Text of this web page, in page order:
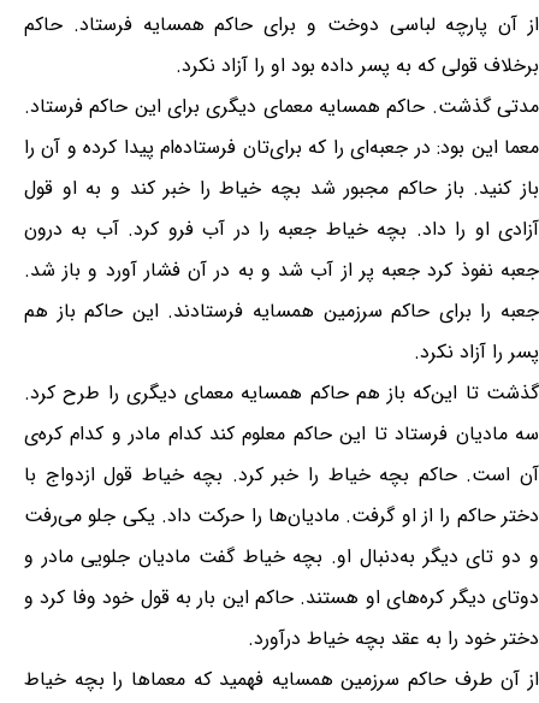
از آن پارچه لباسى دوخت و براى حاکم همسایه فرستاد. حاکم
برخلاف قولى که به پسر داده بود او را آزاد نکرد.
مدتى گذشت. حاکم همسایه معماى دیگرى براى این حاکم فرستاد.
معما این بود: در جعبه‌اى را که برای‌تان فرستاده‌ام پیدا کرده و آن را
باز کنید. باز حاکم مجبور شد بچه خیاط را خبر کند و به او قول
آزادى او را داد. بچه خیاط جعبه را در آب فرو کرد. آب به درون
جعبه نفوذ کرد جعبه پر از آب شد و به در آن فشار آورد و باز شد.
جعبه را براى حاکم سرزمین همسایه فرستادند. این حاکم باز هم
پسر را آزاد نکرد.
گذشت تا این‌که باز هم حاکم همسایه معماى دیگرى را طرح کرد.
سه مادیان فرستاد تا این حاکم معلوم کند کدام مادر و کدام کره‌ی
آن است. حاکم بچه خیاط را خبر کرد. بچه خیاط قول ازدواج با
دختر حاکم را از او گرفت. مادیان‌ها را حرکت داد. یکى جلو مى‌رفت
و دو تاى دیگر به‌دنبال او. بچه خیاط گفت مادیان جلویى مادر و
دوتاى دیگر کره‌هاى او هستند. حاکم این بار به قول خود وفا کرد و
دختر خود را به عقد بچه خیاط درآورد.
از آن طرف حاکم سرزمین همسایه فهمید که معماها را بچه خیاط